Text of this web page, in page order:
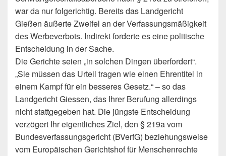
war da nur folgerichtig. Bereits das Landgericht
Gießen äußerte Zweifel an der Verfassungsmäßigkeit
des Werbeverbots. Indirekt forderte es eine politische
Entscheidung in der Sache.
Die Gerichte seien „in solchen Dingen überfordert“.
„Sie müssen das Urteil tragen wie einen Ehrentitel in
einem Kampf für ein besseres Gesetz.“ – so das
Landgericht Giessen, das Ihrer Berufung allerdings
nicht stattgegeben hat. Die jüngste Entscheidung
verzögert Ihr eigentliches Ziel, den § 219a vom
Bundesverfassungsgericht (BVerfG) beziehungsweise
vom Europäischen Gerichtshof für Menschenrechte